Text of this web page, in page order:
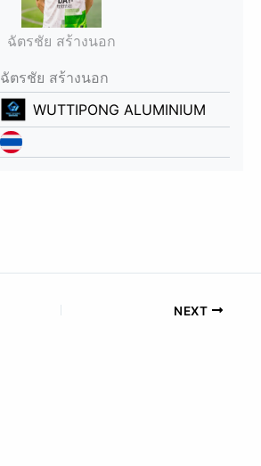
ฉัตรชัย สร้างนอก
ฉัตรชัย สร้างนอก
WUTTIPONG ALUMINIUM
NEXT